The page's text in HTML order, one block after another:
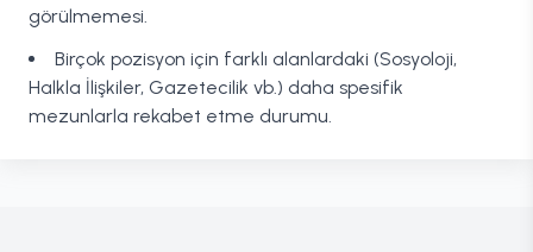
görülmemesi.
Birçok pozisyon için farklı alanlardaki (Sosyoloji,
Halkla İlişkiler, Gazetecilik vb.) daha spesifik
mezunlarla rekabet etme durumu.